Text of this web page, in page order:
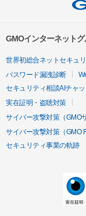
GMOインターネット
世界初総合ネットセキュ
パスワード漏洩診断
セキュリティ相談AIチャッ
実在証明・盗聴対策
サイバー攻撃対策（GMO
サイバー攻撃対策（GMO
セキュリティ事業の軌跡